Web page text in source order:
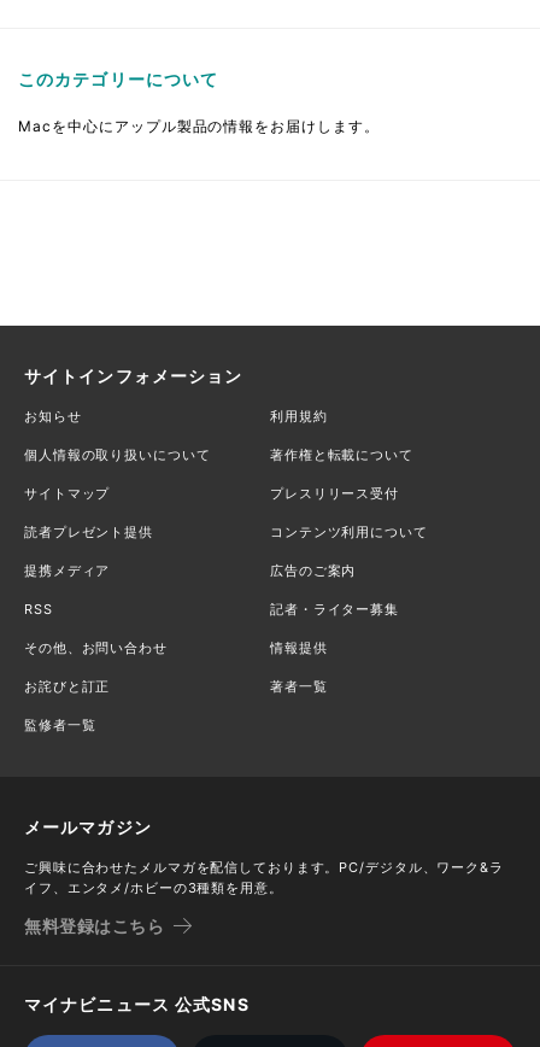
このカテゴリーについて
Macを中心にアップル製品の情報をお届けします。
サイトインフォメーション
お知らせ 利用規約
個人情報の取り扱いについて 著作権と転載について
サイトマップ プレスリリース受付
読者プレゼント提供 コンテンツ利用について
提携メディア 広告のご案内
RSS 記者・ライター募集
その他、お問い合わせ 情報提供
お詫びと訂正 著者一覧
監修者一覧
メールマガジン
ご興味に合わせたメルマガを配信しております。PC/デジタル、ワーク&ラ
イフ、エンタメ/ホビーの3種類を用意。
無料登録はこちら
マイナビニュース 公式SNS